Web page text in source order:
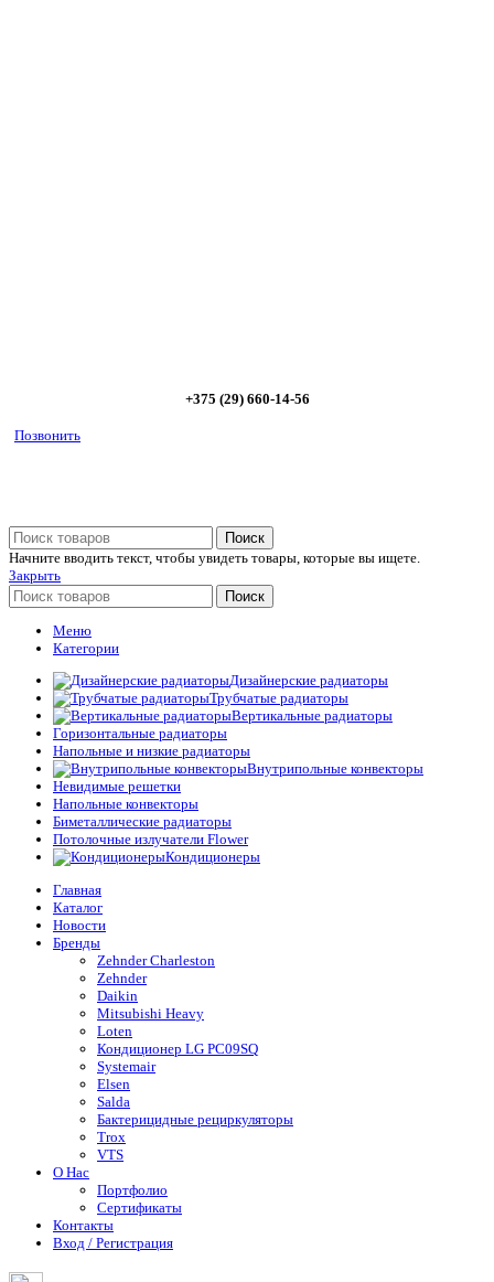
+375 (29) 660-14-56
Позвонить
Поиск
Начните вводить текст, чтобы увидеть товары, которые вы ищете.
Закрыть
Поиск
Меню
Категории
Дизайнерские радиаторы
Трубчатые радиаторы
Вертикальные радиаторы
Горизонтальные радиаторы
Напольные и низкие радиаторы
Внутрипольные конвекторы
Невидимые решетки
Напольные конвекторы
Биметаллические радиаторы
Потолочные излучатели Flower
Кондиционеры
Главная
Каталог
Новости
Бренды
Zehnder Charleston
Zehnder
Daikin
Mitsubishi Heavy
Loten
Кондиционер LG PC09SQ
Systemair
Elsen
Salda
Бактерицидные рециркуляторы
Trox
VTS
О Нас
Портфолио
Сертификаты
Контакты
Вход / Регистрация